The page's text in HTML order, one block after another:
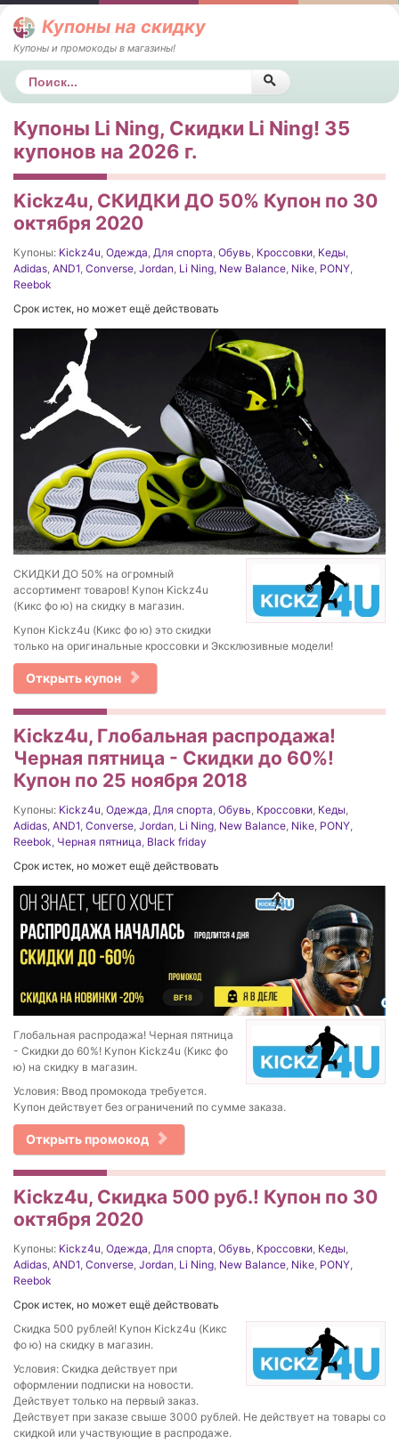
Купоны на скидку
Купоны и промокоды в магазины!
Поиск
Купоны Li Ning, Скидки Li Ning! 35
купонов на 2026 г.
Kickz4u, СКИДКИ ДО 50% Купон по 30
октября 2020
Купоны: Kickz4u, Одежда, Для спорта, Обувь, Кроссовки, Кеды,
Adidas, AND1, Converse, Jordan, Li Ning, New Balance, Nike, PONY,
Reebok
Срок истек, но может ещё действовать
СКИДКИ ДО 50% на огромный
ассортимент товаров! Купон Kickz4u
(Кикс фо ю) на скидку в магазин.
Купон Kickz4u (Кикс фо ю) это скидки
только на оригинальные кроссовки и Эксклюзивные модели!
Открыть купон
Kickz4u, Глобальная распродажа!
Черная пятница - Скидки до 60%!
Купон по 25 ноября 2018
Купоны: Kickz4u, Одежда, Для спорта, Обувь, Кроссовки, Кеды,
Adidas, AND1, Converse, Jordan, Li Ning, New Balance, Nike, PONY,
Reebok, Черная пятница, Black friday
Срок истек, но может ещё действовать
Глобальная распродажа! Черная пятница
- Скидки до 60%! Купон Kickz4u (Кикс фо
ю) на скидку в магазин.
Условия: Ввод промокода требуется.
Купон действует без ограничений по сумме заказа.
Открыть промокод
Kickz4u, Скидка 500 руб.! Купон по 30
октября 2020
Купоны: Kickz4u, Одежда, Для спорта, Обувь, Кроссовки, Кеды,
Adidas, AND1, Converse, Jordan, Li Ning, New Balance, Nike, PONY,
Reebok
Срок истек, но может ещё действовать
Скидка 500 рублей! Купон Kickz4u (Кикс
фо ю) на скидку в магазин.
Условия: Скидка действует при
оформлении подписки на новости.
Действует только на первый заказ.
Действует при заказе свыше 3000 рублей. Не действует на товары со
скидкой или участвующие в распродаже.